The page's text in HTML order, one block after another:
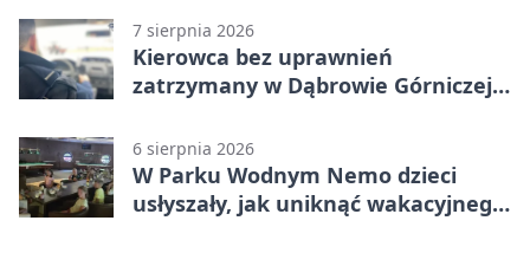
7 sierpnia 2026
Kierowca bez uprawnień
zatrzymany w Dąbrowie Górniczej.
6 sierpnia 2026
W Parku Wodnym Nemo dzieci
usłyszały, jak uniknąć wakacyjnego